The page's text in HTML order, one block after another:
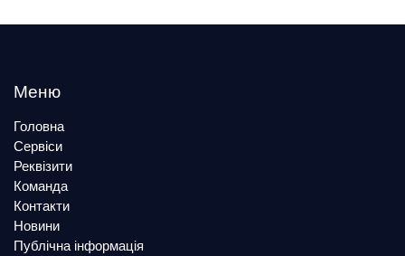
Меню
Головна
Сервіси
Реквізити
Команда
Контакти
Новини
Публічна інформація